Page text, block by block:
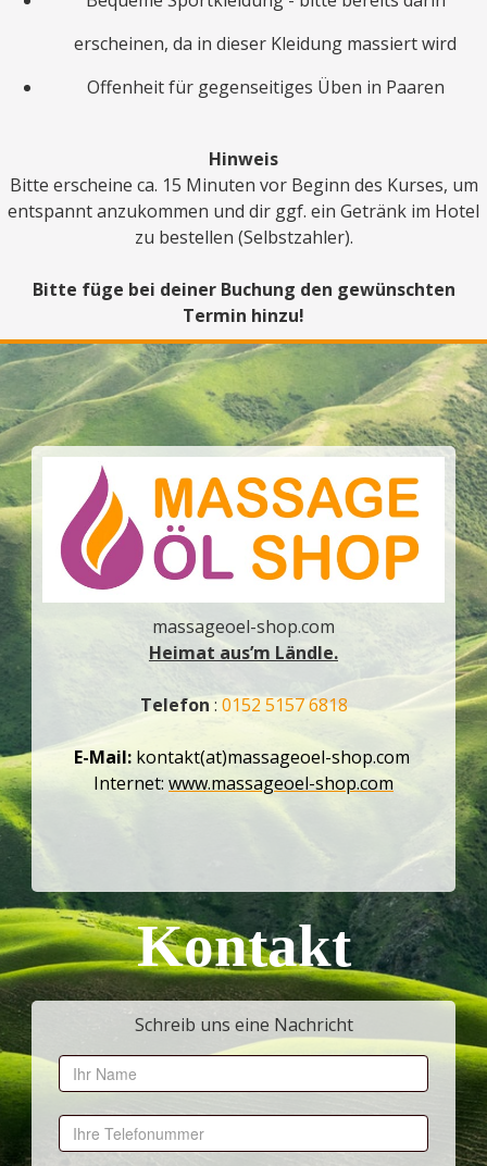
erscheinen, da in dieser Kleidung massiert wird
Offenheit für gegenseitiges Üben in Paaren
Hinweis
Bitte erscheine ca. 15 Minuten vor Beginn des Kurses, um
entspannt anzukommen und dir ggf. ein Getränk im Hotel
zu bestellen (Selbstzahler).
Bitte füge bei deiner Buchung den gewünschten
Termin hinzu!
massageoel-shop.com
Heimat aus’m Ländle.
Telefon : 0152 5157 6818
E-Mail: kontakt(at)massageoel-shop.com
Internet: www.massageoel-shop.com
Kontakt
Schreib uns eine Nachricht